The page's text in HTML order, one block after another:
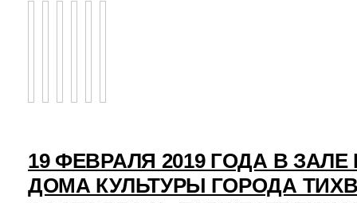
19 ФЕВРАЛЯ 2019 ГОДА В
ДОМА КУЛЬТУРЫ ГОРОДА